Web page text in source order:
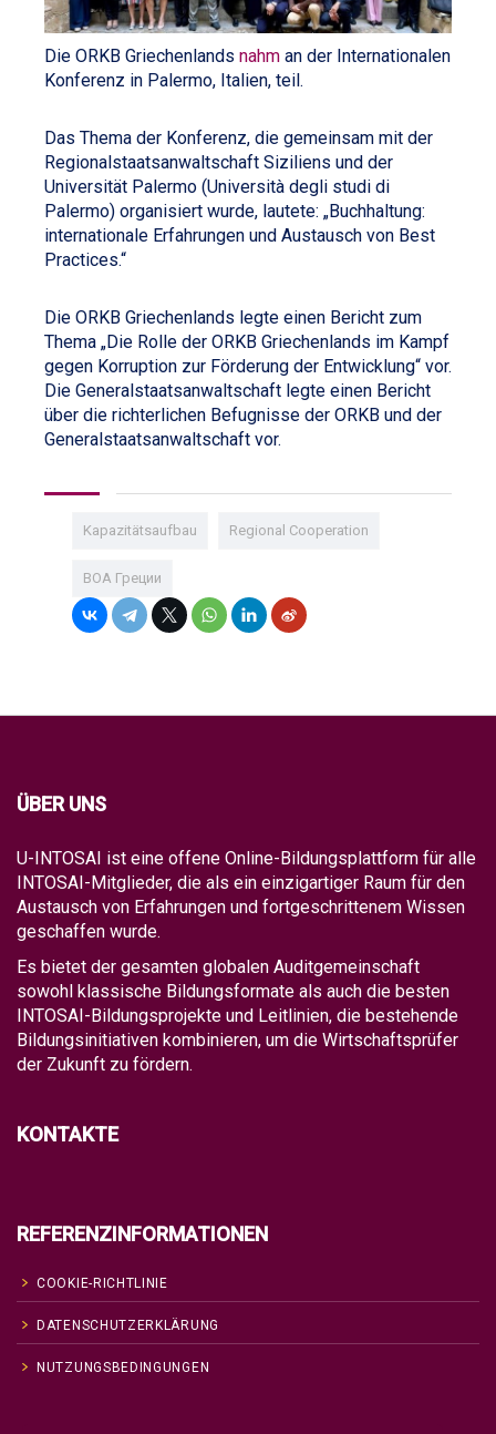
Die ORKB Griechenlands nahm an der Internationalen
Konferenz in Palermo, Italien, teil.
Das Thema der Konferenz, die gemeinsam mit der
Regionalstaatsanwaltschaft Siziliens und der
Universität Palermo (Università degli studi di
Palermo) organisiert wurde, lautete: „Buchhaltung:
internationale Erfahrungen und Austausch von Best
Practices.“
Die ORKB Griechenlands legte einen Bericht zum
Thema „Die Rolle der ORKB Griechenlands im Kampf
gegen Korruption zur Förderung der Entwicklung“ vor.
Die Generalstaatsanwaltschaft legte einen Bericht
über die richterlichen Befugnisse der ORKB und der
Generalstaatsanwaltschaft vor.
Kapazitätsaufbau Regional Cooperation
ВОА Греции
ÜBER UNS
U-INTOSAI ist eine offene Online-Bildungsplattform für alle
INTOSAI-Mitglieder, die als ein einzigartiger Raum für den
Austausch von Erfahrungen und fortgeschrittenem Wissen
geschaffen wurde.
Es bietet der gesamten globalen Auditgemeinschaft
sowohl klassische Bildungsformate als auch die besten
INTOSAI-Bildungsprojekte und Leitlinien, die bestehende
Bildungsinitiativen kombinieren, um die Wirtschaftsprüfer
der Zukunft zu fördern.
KONTAKTE
REFERENZINFORMATIONEN
COOKIE-RICHTLINIE
DATENSCHUTZERKLÄRUNG
NUTZUNGSBEDINGUNGEN